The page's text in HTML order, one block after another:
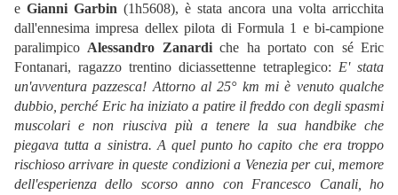
e Gianni Garbin (1h5608), è stata ancora una volta arricchita
dall'ennesima impresa dellex pilota di Formula 1 e bi-campione
paralimpico Alessandro Zanardiche ha portato con sé Eric
Fontanari, ragazzo trentino diciassettenne tetraplegico:  E' stata
un'avventura pazzesca! Attorno al 25° km mi è venuto qualche
dubbio, perché Eric ha iniziato a patire il freddo con degli spasmi
muscolari e non riusciva più a tenere la sua handbike che
piegava tutta a sinistra. A quel punto ho capito che era troppo
rischioso arrivare in queste condizioni a Venezia per cui, memore
dell'esperienza dello scorso anno con Francesco Canali, ho